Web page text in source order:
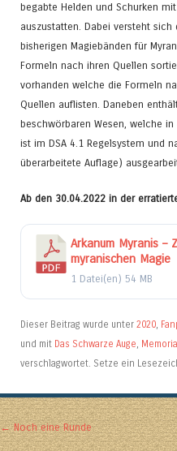
begabte Helden und Schurken
auszustatten. Dabei versteht sich
bisherigen Magiebänden für
Formeln nach ihren Quellen
vorhanden welche die Formeln
Quellen auflisten. Daneben
beschwörbaren Wesen, welche
ist im DSA 4.1 Regelsystem und
überarbeitete Auflage)
Ab den 30.04.2022 in der
Arkanum Myranis –
myranischen Magie
1 Datei(en) 54 MB
Dieser Beitrag wurde unter 2020,
und mit Das Schwarze Auge,
verschlagwortet. Setze ein
Artikel-
←Noch eine Runde